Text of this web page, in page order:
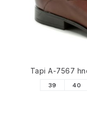
Tapi A-7567
39 40